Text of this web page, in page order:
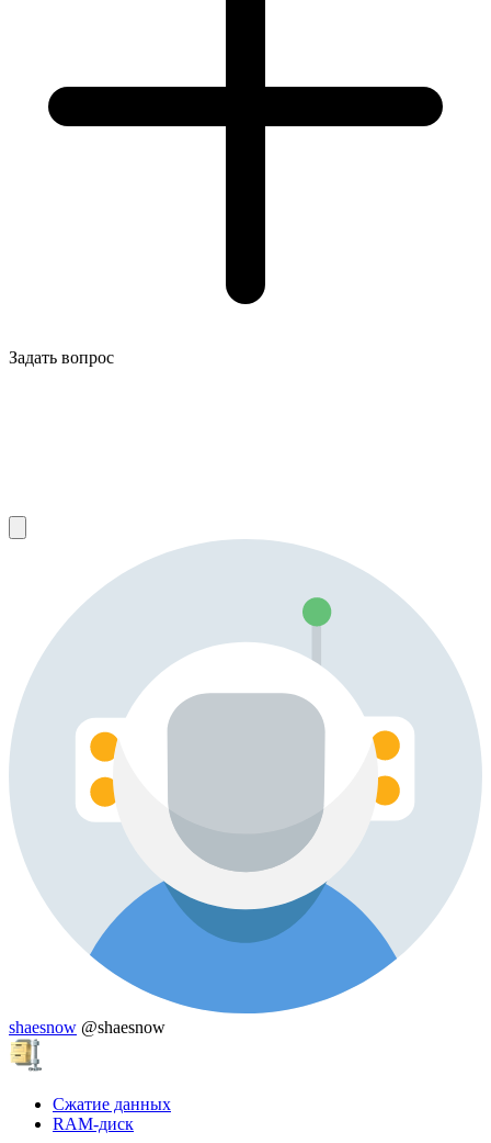
Задать вопрос
shaesnow @shaesnow
Сжатие данных
RAM-диск